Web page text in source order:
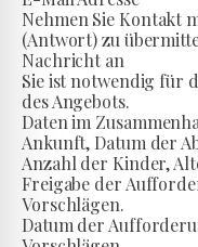
Nehmen Sie Kontakt
(Antwort) zu
Nachricht an
Sie ist notwendig für
des Angebots.
Daten im
Ankunft, Datum der
Anzahl der Kinder,
Freigabe der
Vorschlägen.
Datum der